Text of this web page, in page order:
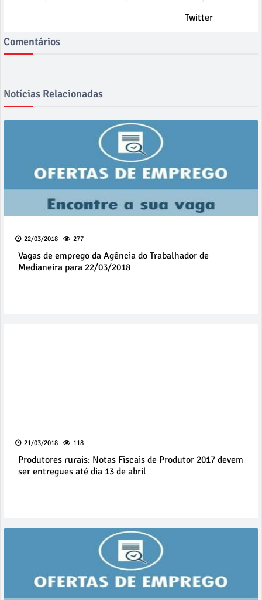
Twitter
Comentários
Notícias Relacionadas
22/03/2018 277
Vagas de emprego da Agência do Trabalhador de
Medianeira para 22/03/2018
21/03/2018 118
Produtores rurais: Notas Fiscais de Produtor 2017 devem
ser entregues até dia 13 de abril